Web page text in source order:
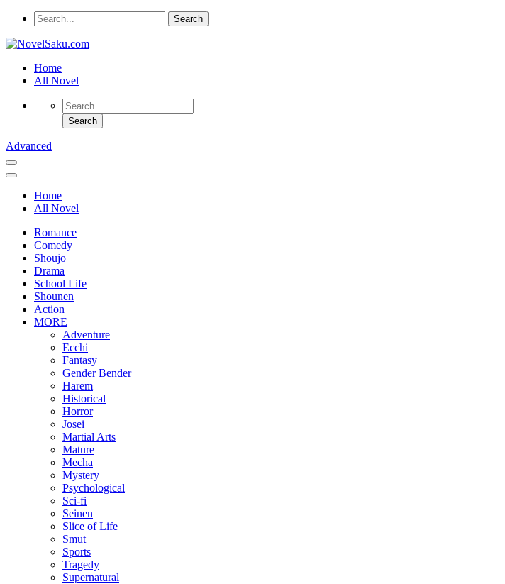
Home
All Novel
Advanced
Home
All Novel
Romance
Comedy
Shoujo
Drama
School Life
Shounen
Action
MORE
Adventure
Ecchi
Fantasy
Gender Bender
Harem
Historical
Horror
Josei
Martial Arts
Mature
Mecha
Mystery
Psychological
Sci-fi
Seinen
Slice of Life
Smut
Sports
Tragedy
Supernatural